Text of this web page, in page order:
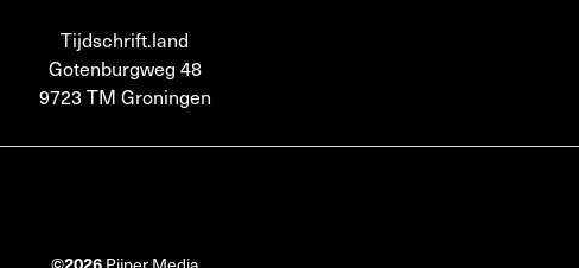
Tijdschrift.land
Gotenburgweg 48
9723 TM Groningen
©2026